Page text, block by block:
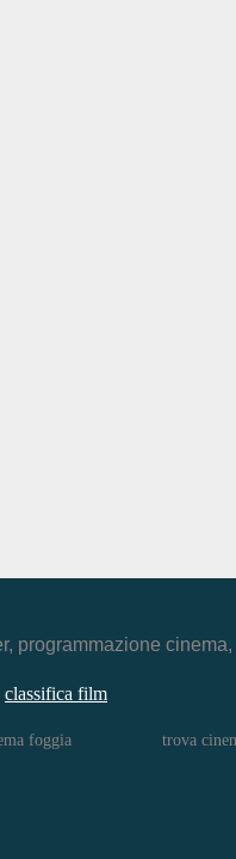
programmazione
classifica film
foggia trova